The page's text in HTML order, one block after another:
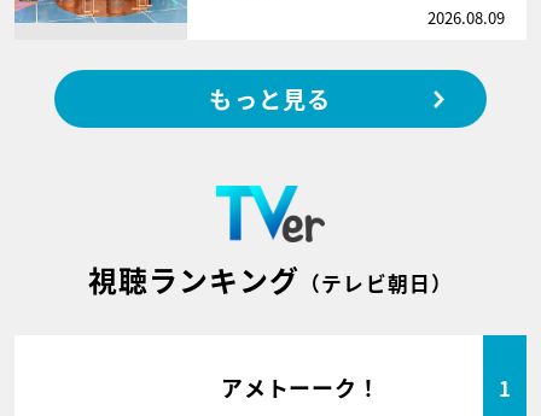
2026.08.09
もっと見る
視聴ランキング （テレビ朝日）
アメトーーク！ 1